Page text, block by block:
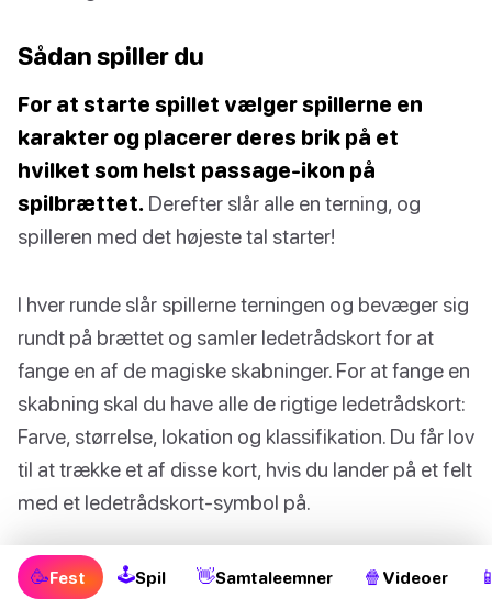
Sådan spiller du
For at starte spillet vælger spillerne en
karakter og placerer deres brik på et
hvilket som helst passage-ikon på
spilbrættet. Derefter slår alle en terning, og
spilleren med det højeste tal starter!
I hver runde slår spillerne terningen og bevæger sig
rundt på brættet og samler ledetrådskort for at
fange en af de magiske skabninger. For at fange en
skabning skal du have alle de rigtige ledetrådskort:
Farve, størrelse, lokation og klassifikation. Du får lov
til at trække et af disse kort, hvis du lander på et felt
med et ledetrådskort-symbol på.
Hvis en spiller lander på et passage-ikon, skal de
fjerne alle modstandernes brikker, der ikke er på
🥳Fest 🕹Spil 👋Samtaleemner 🍿 Videoer